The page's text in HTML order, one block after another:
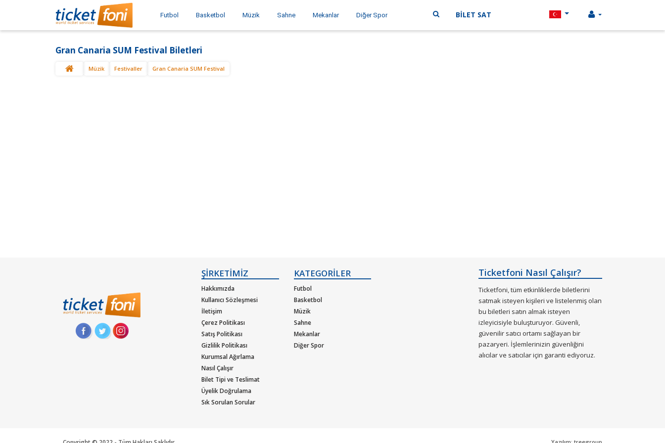
Futbol Basketbol Müzik Sahne Mekanlar Diğer Spor BİLET SAT
Gran Canaria SUM Festival Biletleri
Müzik Festivaller Gran Canaria SUM Festival
ŞİRKETİMİZ
Hakkımızda
Kullanıcı Sözleşmesi
İletişim
Çerez Politikası
Satış Politikası
Gizlilik Politikası
Kurumsal Ağırlama
Nasıl Çalışır
Bilet Tipi ve Teslimat
Üyelik Doğrulama
Sık Sorulan Sorular
KATEGORİLER
Futbol
Basketbol
Müzik
Sahne
Mekanlar
Diğer Spor
Ticketfoni Nasıl Çalışır?
Ticketfoni, tüm etkinliklerde biletlerini
satmak isteyen kişileri ve listelenmiş olan
bu biletleri satın almak isteyen
izleyicisiyle buluşturuyor. Güvenli,
güvenilir satıcı ortamı sağlayan bir
pazaryeri. İşlemlerinizin güvenliğini
alıcılar ve satıcılar için garanti ediyoruz.